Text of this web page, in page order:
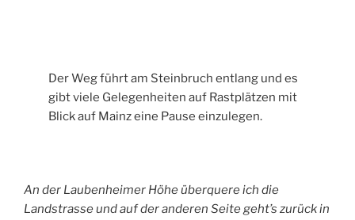
Der Weg führt am Steinbruch entlang und es
gibt viele Gelegenheiten auf Rastplätzen mit
Blick auf Mainz eine Pause einzulegen.
An der Laubenheimer Höhe überquere ich die
Landstrasse und auf der anderen Seite geht’s zurück in